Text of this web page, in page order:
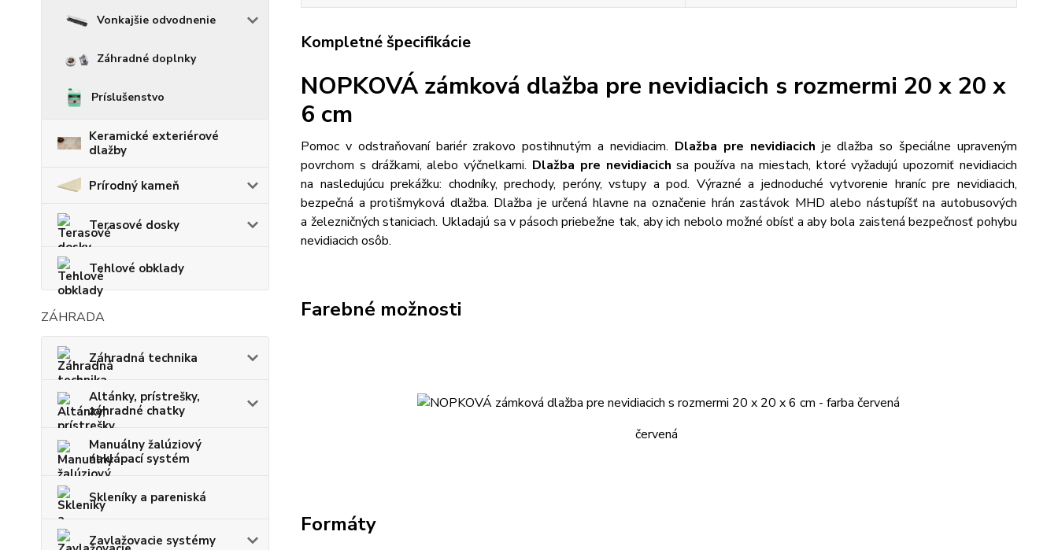
Vonkajšie odvodnenie
Záhradné doplnky
Príslušenstvo
Keramické exteriérové
dlažby
Prírodný kameň
Terasové dosky
Tehlové obklady
ZÁHRADA
Záhradná technika
Altánky, prístrešky,
záhradné chatky
Manuálny žalúziový
naklápací systém
Skleníky a pareniská
Zavlažovacie systémy
Kompletné špecifikácie
NOPKOVÁ zámková dlažba pre nevidiacich s rozmermi 20 x 20 x
6 cm
Pomoc v odstraňovaní bariér zrakovo postihnutým a nevidiacim. Dlažba pre nevidiacich je dlažba so špeciálne upraveným
povrchom s drážkami, alebo výčnelkami. Dlažba pre nevidiacich sa používa na miestach, ktoré vyžadujú upozorniť nevidiacich
na nasledujúcu prekážku: chodníky, prechody, peróny, vstupy a pod. Výrazné a jednoduché vytvorenie hraníc pre nevidiacich,
bezpečná a protišmyková dlažba. Dlažba je určená hlavne na označenie hrán zastávok MHD alebo nástupíšť na autobusových
a železničných staniciach. Ukladajú sa v pásoch priebežne tak, aby ich nebolo možné obísť a aby bola zaistená bezpečnosť pohybu
nevidiacich osôb.
Farebné možnosti
červená
Formáty